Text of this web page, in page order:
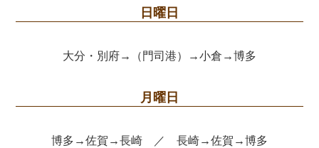
日曜日
大分・別府→（門司港）→小倉→博多
月曜日
博多→佐賀→長崎 ／ 長崎→佐賀→博多